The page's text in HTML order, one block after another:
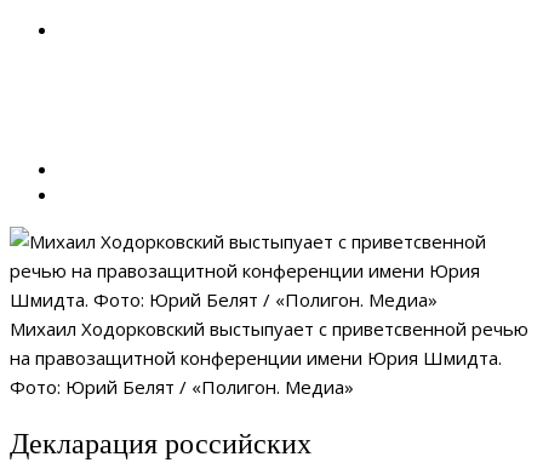
Михаил Ходорковский выстыпуает с приветсвенной речью
на правозащитной конференции имени Юрия Шмидта.
Фото: Юрий Белят / «Полигон. Медиа»
Декларация российских